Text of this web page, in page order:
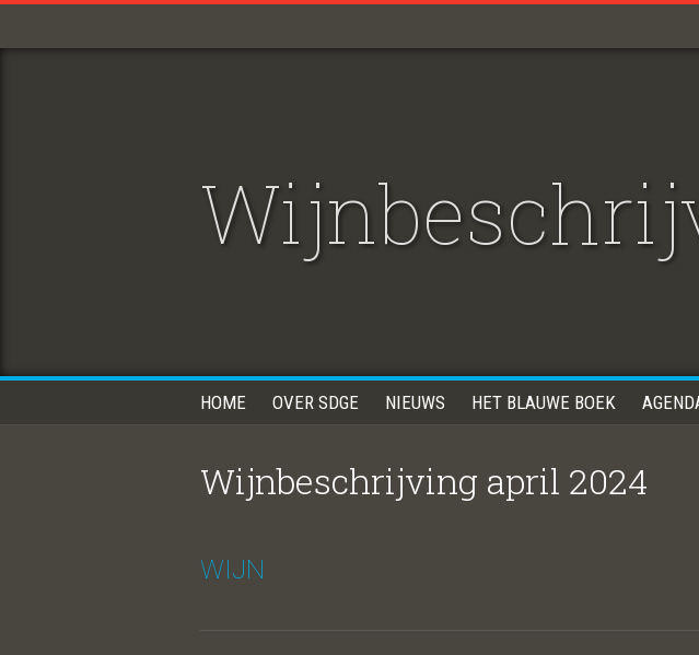
HOME OVER SDGE NIEUWS HET BLAUWE BOEK
Wijnbeschrijving april 2024
WIJN